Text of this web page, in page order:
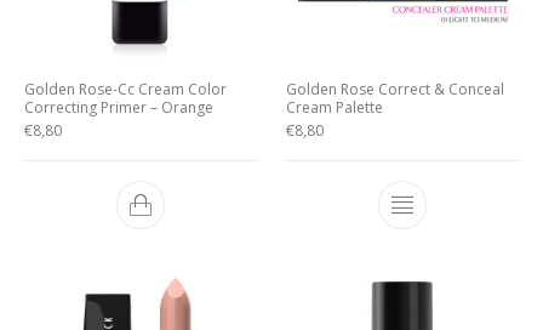
Golden Rose-Cc Cream Color
Correcting Primer – Orange
€8,80
Golden Rose Correct & Conceal
Cream Palette
€8,80